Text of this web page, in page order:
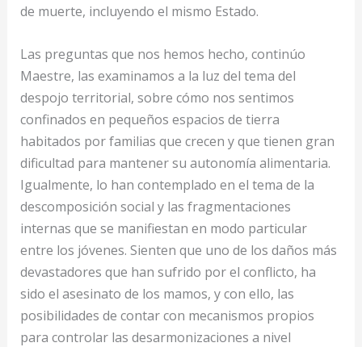
de muerte, incluyendo el mismo Estado.
Las preguntas que nos hemos hecho, continúo
Maestre, las examinamos a la luz del tema del
despojo territorial, sobre cómo nos sentimos
confinados en pequeños espacios de tierra
habitados por familias que crecen y que tienen gran
dificultad para mantener su autonomía alimentaria.
Igualmente, lo han contemplado en el tema de la
descomposición social y las fragmentaciones
internas que se manifiestan en modo particular
entre los jóvenes. Sienten que uno de los daños más
devastadores que han sufrido por el conflicto, ha
sido el asesinato de los mamos, y con ello, las
posibilidades de contar con mecanismos propios
para controlar las desarmonizaciones a nivel